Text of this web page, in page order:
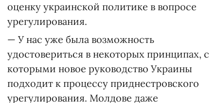
оценку украинской политике в вопросе
урегулирования.
— У нас уже была возможность
удостовериться в некоторых принципах, с
которыми новое руководство Украины
подходит к процессу приднестровского
урегулирования. Молдове даже